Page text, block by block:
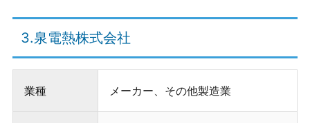
3.泉電熱株式会社
業種 メーカー、その他製造業